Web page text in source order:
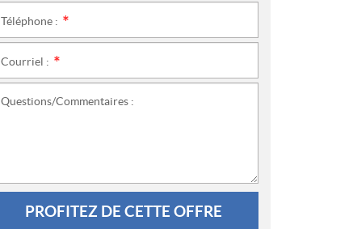
Téléphone :
Courriel :
Questions/Commentaires :
PROFITEZ DE CETTE OFFRE